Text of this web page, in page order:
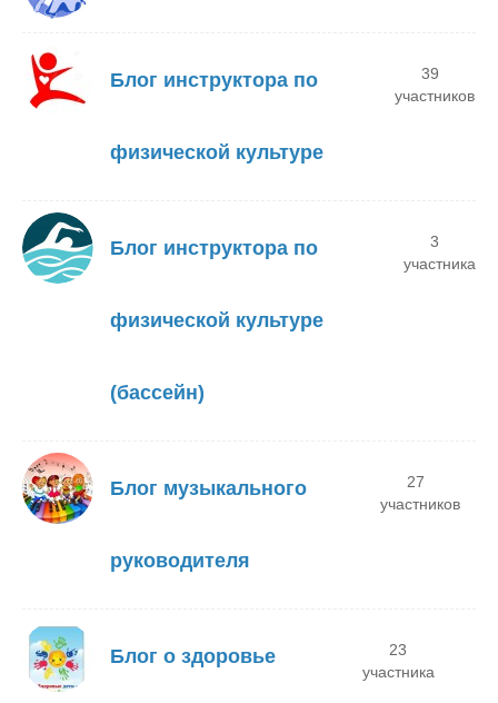
Блог инструктора по
физической культуре
39
участников
Блог инструктора по
физической культуре
(бассейн)
3
участника
Блог музыкального
руководителя
27
участников
Блог о здоровье
23
участника